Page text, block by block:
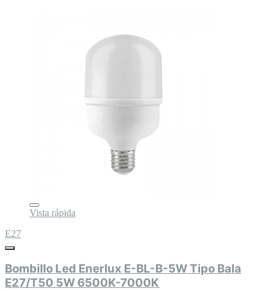
Vista rápida
E27
Bombillo Led Enerlux E-BL-B-5W Tipo Bala
E27/T50 5W 6500K-7000K